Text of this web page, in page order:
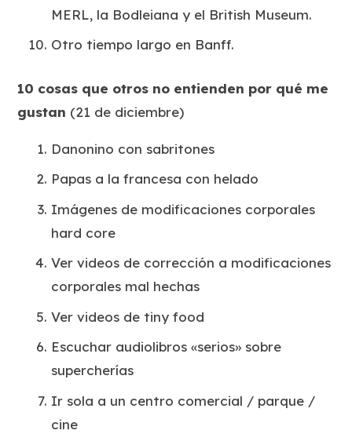
MERL, la Bodleiana y el British Museum.
Otro tiempo largo en Banff.
10 cosas que otros no entienden por qué me
gustan (21 de diciembre)
Danonino con sabritones
Papas a la francesa con helado
Imágenes de modificaciones corporales
hard core
Ver videos de corrección a modificaciones
corporales mal hechas
Ver videos de tiny food
Escuchar audiolibros «serios» sobre
supercherías
Ir sola a un centro comercial / parque /
cine